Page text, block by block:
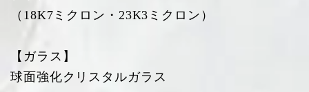
（18K7ミクロン・23K3ミクロン）
【ガラス】
球面強化クリスタルガラス